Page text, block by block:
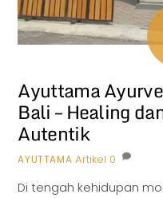
Ayuttama
Bali – Healing
Autentik
AYUTTAMA Artikel 0
Di tengah kehidupan